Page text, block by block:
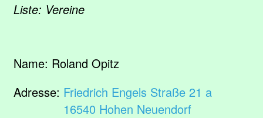
Liste: Vereine
Name: Roland Opitz
Adresse: Friedrich Engels Straße 21 a
16540 Hohen Neuendorf